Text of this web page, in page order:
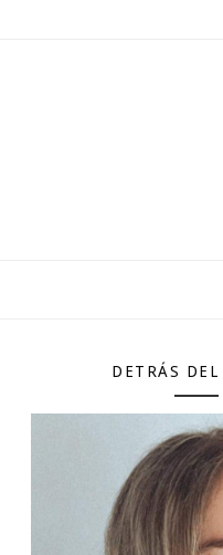
DETRÁS DEL